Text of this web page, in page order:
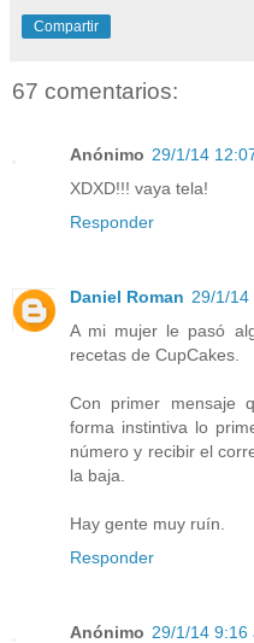
Compartir
67 comentarios:
Anónimo 29/1/14
XDXD!!! vaya tela!
Responder
Daniel Roman 29/1/14
A mi mujer le pasó
recetas de CupCakes.
Con primer mensaje
forma instintiva lo
número y recibir el
la baja.
Hay gente muy ruín.
Responder
Anónimo 29/1/14 9:16